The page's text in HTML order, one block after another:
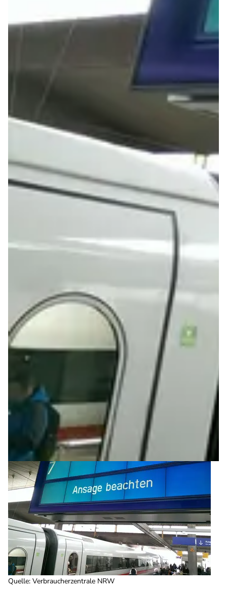
Quelle: Verbraucherzentrale NRW